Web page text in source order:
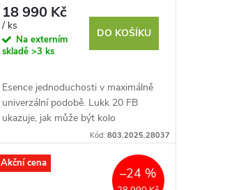
18 990 Kč
/ ks
Na externím
skladě >3 ks
DO KOŠÍKU
Esence jednoduchosti v maximálně
univerzální podobě. Lukk 20 FB
ukazuje, jak může být kolo
jednoduché, univerzální, elegantní a
Kód: 803.2025.28037
Akční cena
–24 %